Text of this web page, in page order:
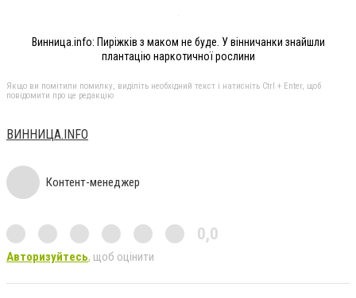
Винница.info: Пиріжків з маком не буде. У вінничанки знайшли
плантацію наркотичної рослини
Якщо ви помітили помилку, виділіть необхідний текст і натисніть Ctrl + Enter, щоб
повідомити про це редакцію
ВИННИЦА.INFO
Контент-менеджер
0,0
Авторизуйтесь, щоб оцінити